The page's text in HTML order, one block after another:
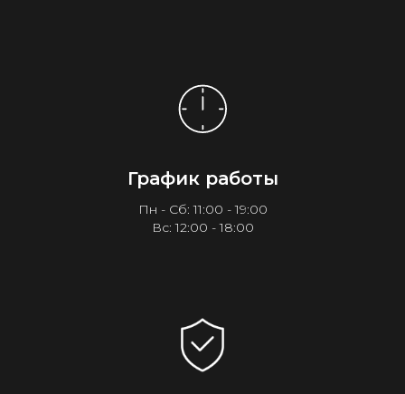
График работы
Пн - Сб: 11:00 - 19:00
Вс: 12:00 - 18:00